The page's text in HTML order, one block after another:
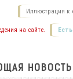
Иллюстрация к
на сайте.
НОВОСТЬ